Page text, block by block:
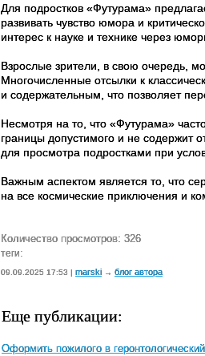
Для подростков «Футурама»
развивать чувство юмора и
интерес к науке и технике через
Взрослые зрители, в свою очередь,
Многочисленные отсылки к
и содержательным, что позволяет
Несмотря на то, что «Футурама»
границы допустимого и не содержит
для просмотра подростками при
Важным аспектом является то, что
на все космические приключения и
Количество просмотров: 326
теги:
09.09.2025 17:53 | marski → блог автора
Еще публикации:
Оформить пожилого в